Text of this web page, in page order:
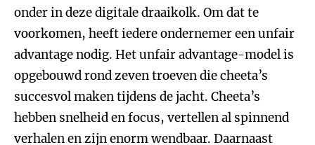
onder in deze digitale draaikolk. Om dat te
voorkomen, heeft iedere ondernemer een unfair
advantage nodig. Het unfair advantage-model is
opgebouwd rond zeven troeven die cheeta’s
succesvol maken tijdens de jacht. Cheeta’s
hebben snelheid en focus, vertellen al spinnend
verhalen en zijn enorm wendbaar. Daarnaast